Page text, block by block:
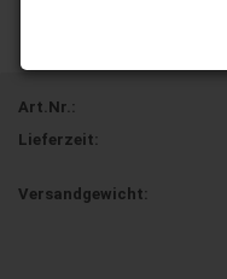
Art.Nr.:
Lieferzeit:
Versandgewicht: